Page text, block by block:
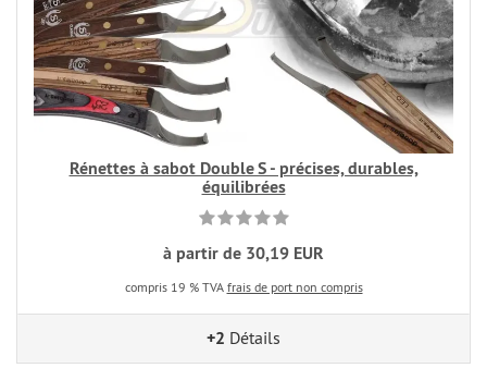
Rénettes à sabot Double S - précises, durables,
équilibrées
à partir de 30,19 EUR
compris 19 % TVA frais de port non compris
+2 Détails